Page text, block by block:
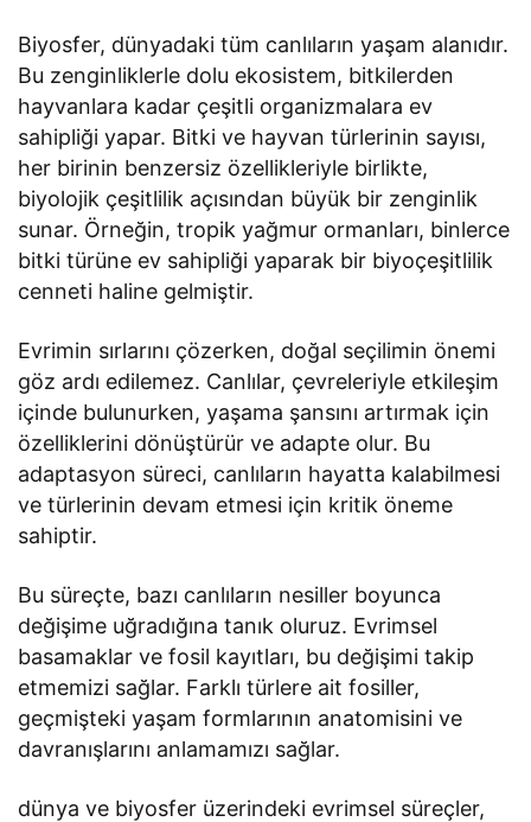
Biyosfer, dünyadaki tüm canlıların yaşam alanıdır.
Bu zenginliklerle dolu ekosistem, bitkilerden
hayvanlara kadar çeşitli organizmalara ev
sahipliği yapar. Bitki ve hayvan türlerinin sayısı,
her birinin benzersiz özellikleriyle birlikte,
biyolojik çeşitlilik açısından büyük bir zenginlik
sunar. Örneğin, tropik yağmur ormanları, binlerce
bitki türüne ev sahipliği yaparak bir biyoçeşitlilik
cenneti haline gelmiştir.
Evrimin sırlarını çözerken, doğal seçilimin önemi
göz ardı edilemez. Canlılar, çevreleriyle etkileşim
içinde bulunurken, yaşama şansını artırmak için
özelliklerini dönüştürür ve adapte olur. Bu
adaptasyon süreci, canlıların hayatta kalabilmesi
ve türlerinin devam etmesi için kritik öneme
sahiptir.
Bu süreçte, bazı canlıların nesiller boyunca
değişime uğradığına tanık oluruz. Evrimsel
basamaklar ve fosil kayıtları, bu değişimi takip
etmemizi sağlar. Farklı türlere ait fosiller,
geçmişteki yaşam formlarının anatomisini ve
davranışlarını anlamamızı sağlar.
dünya ve biyosfer üzerindeki evrimsel süreçler,